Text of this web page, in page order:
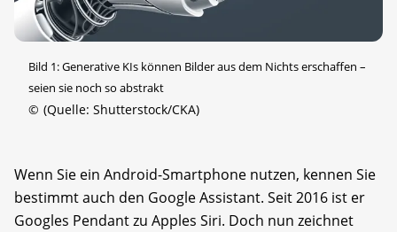
Bild 1: Generative KIs können Bilder aus dem Nichts erschaffen –
seien sie noch so abstrakt
© (Quelle: Shutterstock/CKA)
Wenn Sie ein Android-Smartphone nutzen, kennen Sie
bestimmt auch den Google Assistant. Seit 2016 ist er
Googles Pendant zu Apples Siri. Doch nun zeichnet